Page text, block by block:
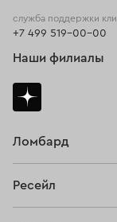
Ломбард
Ресейл
служба поддержки
+7 499 519-00-00
Наши филиалы